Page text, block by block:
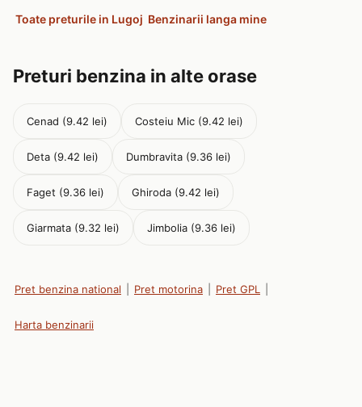
Toate preturile in Lugoj Benzinarii langa mine
Preturi benzina in alte orase
Cenad (9.42 lei) Costeiu Mic (9.42 lei)
Deta (9.42 lei) Dumbravita (9.36 lei)
Faget (9.36 lei) Ghiroda (9.42 lei)
Giarmata (9.32 lei) Jimbolia (9.36 lei)
Pret benzina national Pret motorina Pret GPL
Harta benzinarii